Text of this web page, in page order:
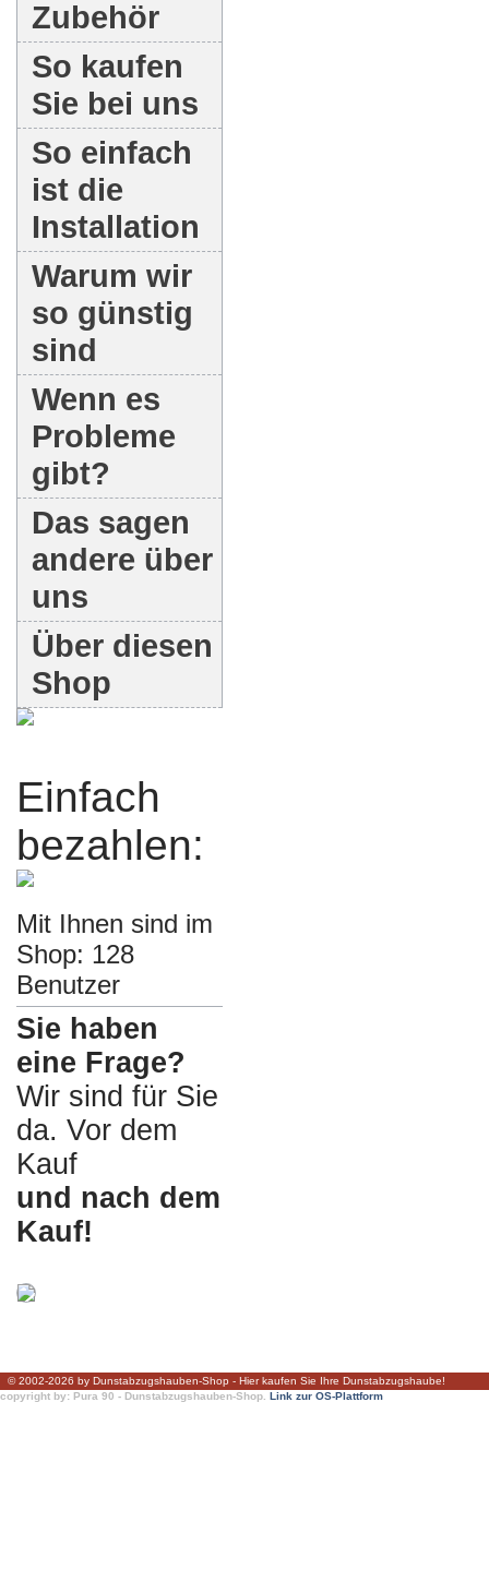
Zubehör
So kaufen
Sie bei uns
So einfach
ist die
Installation
Warum wir
so günstig
sind
Wenn es
Probleme
gibt?
Das sagen
andere über
uns
Über diesen
Shop
Einfach
bezahlen:
Mit Ihnen sind im
Shop: 128
Benutzer
Sie haben
eine Frage?
Wir sind für Sie
da. Vor dem
Kauf
und nach dem
Kauf!
© 2002-2026 by Dunstabzugshauben-Shop - Hier kaufen Sie Ihre Dunstabzugshaube!
copyright by: Pura 90 - Dunstabzugshauben-Shop. Link zur OS-Plattform